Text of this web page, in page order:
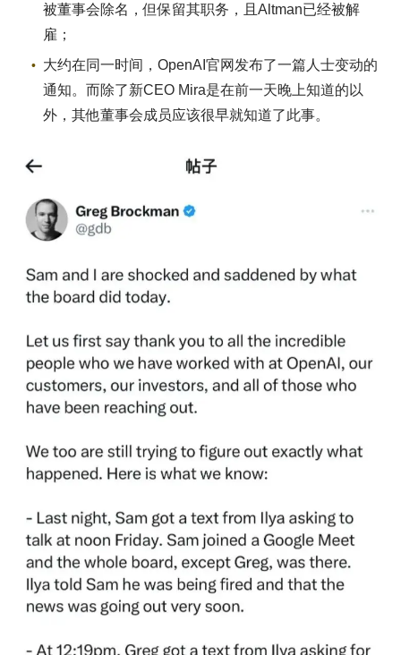
被董事会除名，但保留其职务，且Altman已经被解
雇；
大约在同一时间，OpenAI官网发布了一篇人士变动的
通知。而除了新CEO Mira是在前一天晚上知道的以
外，其他董事会成员应该很早就知道了此事。